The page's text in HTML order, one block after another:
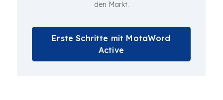
den Markt.
Erste Schritte mit MotaWord
Active